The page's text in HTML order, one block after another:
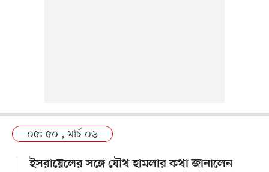
০৫: ৫০ , মার্চ ০৬
ইসরায়েলের সঙ্গে যৌথ হামলার কথা জানালেন